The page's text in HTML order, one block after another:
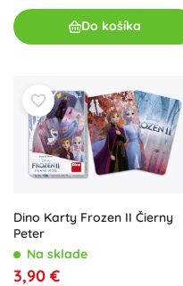
Do košíka
Dino Karty Frozen II Čierny
Peter
Na sklade
3,90 €